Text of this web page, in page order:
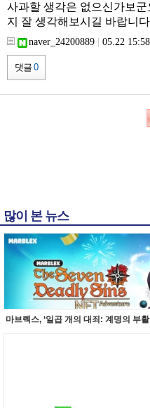
사과할 생각은 없으신가보
지 잘 생각해보시길 바랍니
naver_24200889 05.22 15:58
댓글 0
많이 본 뉴스
마브렉스, ‘일곱 개의 대죄: 계명의 부